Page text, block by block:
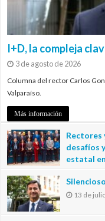
I+D, la compleja
3 de agosto de 2026
Columna del rector Carlos
Valparaíso.
Más información
Rectores
desafíos
estatal
13 de